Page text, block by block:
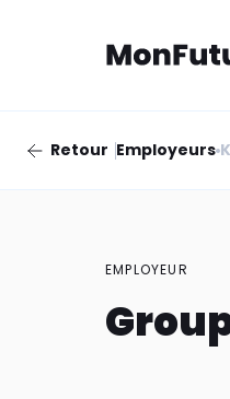
Retour Employeurs
EMPLOYEUR